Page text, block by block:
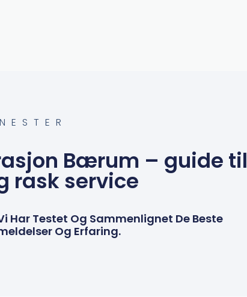
Bærum – guide til
rask service
Har Testet Og Sammenlignet De Beste
Og Erfaring.